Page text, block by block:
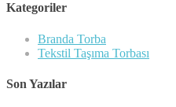
Kategoriler
Branda Torba
Tekstil Taşıma Torbası
Son Yazılar